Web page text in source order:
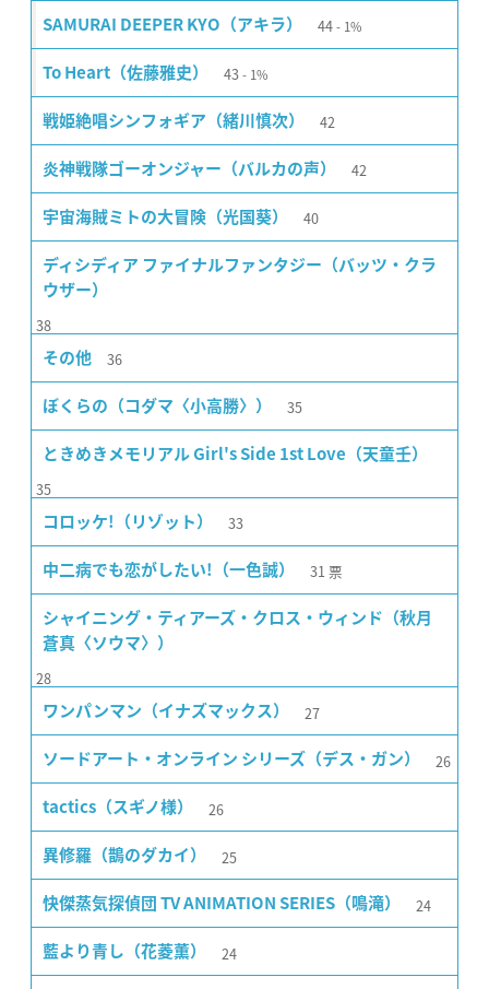
SAMURAI DEEPER KYO（アキラ） 44 1%
To Heart（佐藤雅史） 43 1%
戦姫絶唱シンフォギア（緒川慎次） 42
炎神戦隊ゴーオンジャー（バルカの声） 42
宇宙海賊ミトの大冒険（光国葵） 40
ディシディア ファイナルファンタジー（バッツ・クラ
ウザー）
38
その他 36
ぼくらの（コダマ〈小高勝〉） 35
ときめきメモリアル Girl's Side 1st Love（天童壬）
35
コロッケ!（リゾット） 33
中二病でも恋がしたい!（一色誠） 31 票
シャイニング・ティアーズ・クロス・ウィンド（秋月
蒼真〈ソウマ〉）
28
ワンパンマン（イナズマックス） 27
ソードアート・オンライン シリーズ（デス・ガン） 26
tactics（スギノ様） 26
異修羅（鵲のダカイ） 25
快傑蒸気探偵団 TV ANIMATION SERIES（鳴滝） 24
藍より青し（花菱薫） 24